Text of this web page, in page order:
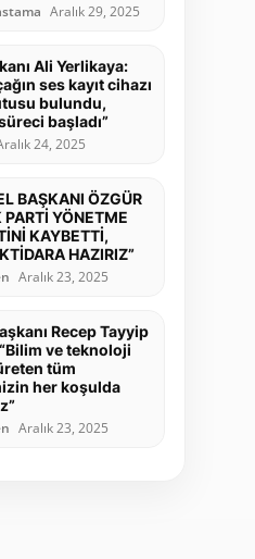
Aralık 29, 2025
Ali Yerlikaya:
ses kayıt cihazı
bulundu,
başladı”
24, 2025
BAŞKANI ÖZGÜR
PARTİ YÖNETME
KAYBETTİ,
HAZIRIZ”
Aralık 23, 2025
Recep Tayyip
ve teknoloji
tüm
her koşulda
Aralık 23, 2025